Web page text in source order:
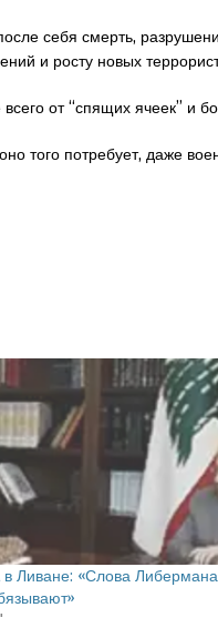
себя смерть,
и росту новых
от “спящих ячеек” и
того потребует, даже
Ливане: «Слова